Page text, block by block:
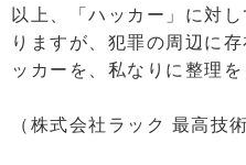
以上、「ハッカー」に対
りますが、犯罪の周辺に
ッカーを、私なりに整理
（株式会社ラック 最高技